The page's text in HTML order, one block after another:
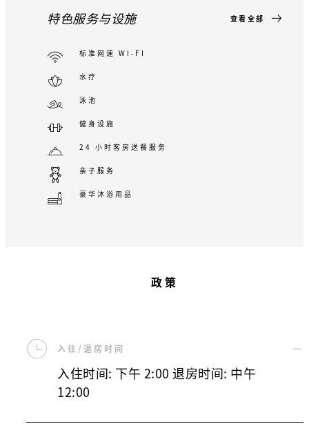
特色服务与设施 查看全部
标准网速 WI-FI
水疗
泳池
健身设施
24 小时客房送餐服务
亲子服务
豪华沐浴用品
政策
入住/退房时间
入住时间: 下午 2:00 退房时间: 中午
12:00